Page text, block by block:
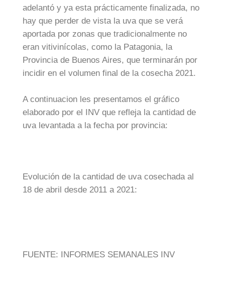
adelantó y ya esta prácticamente finalizada, no
hay que perder de vista la uva que se verá
aportada por zonas que tradicionalmente no
eran vitivinícolas, como la Patagonia, la
Provincia de Buenos Aires, que terminarán por
incidir en el volumen final de la cosecha 2021.
A continuacion les presentamos el gráfico
elaborado por el INV que refleja la cantidad de
uva levantada a la fecha por provincia:
Evolución de la cantidad de uva cosechada al
18 de abril desde 2011 a 2021:
FUENTE: INFORMES SEMANALES INV